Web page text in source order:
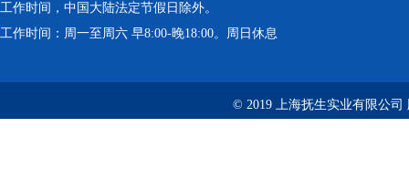
工作时间，中国大陆法定节假日除外。
工作时间：周一至周六 早8:00-晚18:00。周日休息
© 2019 上海抚生实业有限公司